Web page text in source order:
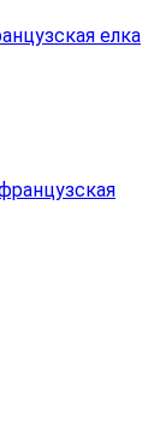
елка